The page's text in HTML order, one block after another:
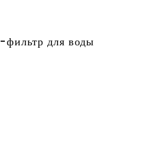
для воды